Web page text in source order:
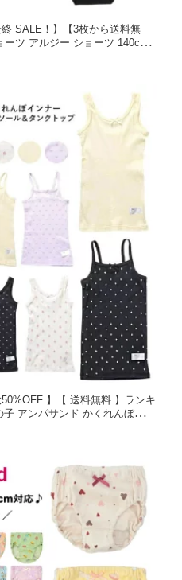
SALE！】【3枚から送料無
ツ アルジー ショーツ 140cm-
生 女の子 下着 女の子パンツ
ズショーツ肌着 新学期 入園入
】【 送料無料 】ランキ
アンパサンド かくれんぼイン
80cm-140cm 女児インナー
80 90 100 110 120 130 140